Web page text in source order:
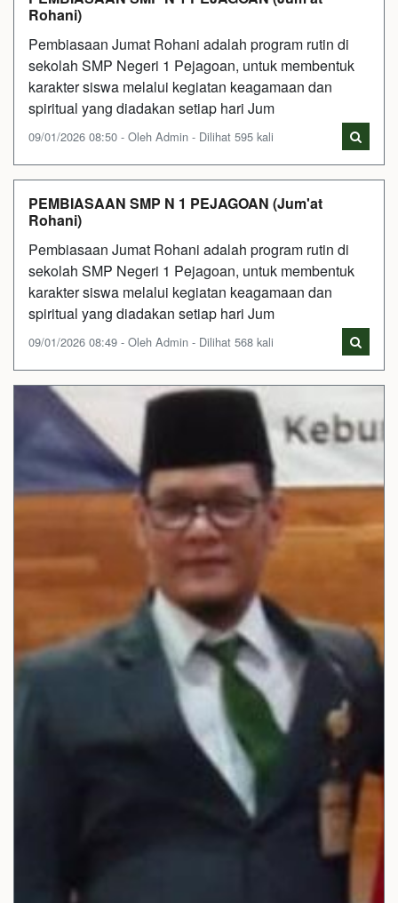
Rohani)
Pembiasaan Jumat Rohani adalah program rutin di
sekolah SMP Negeri 1 Pejagoan, untuk membentuk
karakter siswa melalui kegiatan keagamaan dan
spiritual yang diadakan setiap hari Jum
09/01/2026 08:50 - Oleh Admin - Dilihat 595 kali
PEMBIASAAN SMP N 1 PEJAGOAN (Jum'at
Rohani)
Pembiasaan Jumat Rohani adalah program rutin di
sekolah SMP Negeri 1 Pejagoan, untuk membentuk
karakter siswa melalui kegiatan keagamaan dan
spiritual yang diadakan setiap hari Jum
09/01/2026 08:49 - Oleh Admin - Dilihat 568 kali